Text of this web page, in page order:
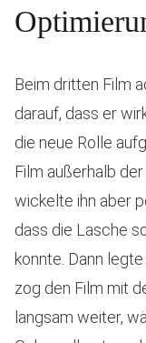
Beim dritten Film
darauf, dass er
die neue Rolle
Film außerhalb
wickelte ihn aber
dass die Lasche
konnte. Dann
zog den Film mit
langsam weiter,